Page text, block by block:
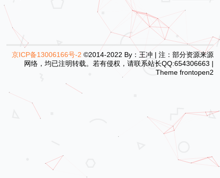
京ICP备13006166号-2 ©2014-2022 By：王冲 | 注：部分资源来源
网络，均已注明转载。若有侵权，请联系站长QQ:654306663 |
Theme frontopen2